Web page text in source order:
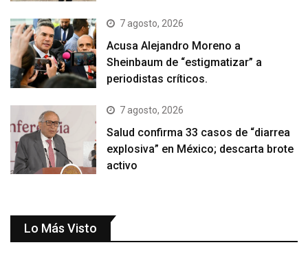
7 agosto, 2026
Acusa Alejandro Moreno a
Sheinbaum de “estigmatizar” a
periodistas críticos.
7 agosto, 2026
Salud confirma 33 casos de “diarrea
explosiva” en México; descarta brote
activo
Lo Más Visto